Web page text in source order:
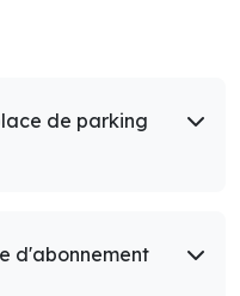
de parking
d'abonnement